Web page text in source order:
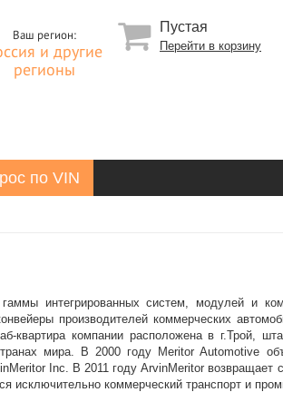
Ваш регион:
и другие
регионы
Пустая
Перейти в корзину
по VIN
интегрированных систем, модулей и
производителей коммерческих
квартира компании расположена в г.Трой,
мира. В 2000 году Meritor Automotive
Inc. В 2011 году ArvinMeritor возвращает
исключительно коммерческий транспорт и